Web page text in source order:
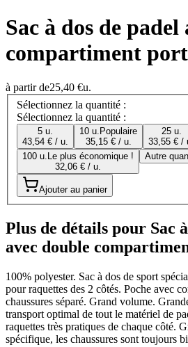
Sac à dos de
compartiment
à partir de25,40 €u.
Sélectionnez la quantité :
Sélectionnez la quantité :
5 u.
43,54 € / u.
10 u. Populaire
35,15 € / u.
25 u.
33,55 € /
100 u. Le plus économique !
32,06 € / u.
Autre
Ajouter au panier
Plus de détails pour Sac
avec double
100% polyester. Sac à dos de sport
pour raquettes des 2 côtés. Poche avec
chaussures séparé. Grand volume.
transport optimal de tout le matériel de
raquettes très pratiques de chaque côté.
spécifique, les chaussures sont toujours